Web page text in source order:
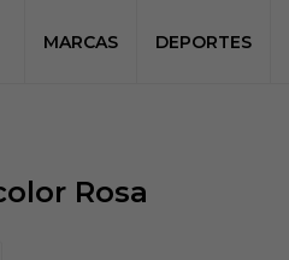
MARCAS DEPORTES
Rosa